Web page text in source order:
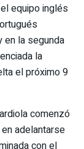
equipo inglés
en la segunda
la
el próximo 9
comenzó
adelantarse
con el